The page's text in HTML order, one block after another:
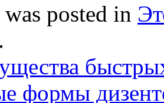
posted in
.
формы